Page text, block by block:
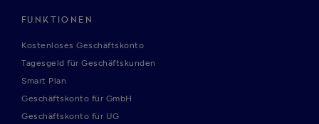
FUNKTIONEN
Kostenloses Geschäftskonto
Tagesgeld für Geschäftskunden
Smart Plan
Geschäftskonto für GmbH
Geschäftskonto für UG